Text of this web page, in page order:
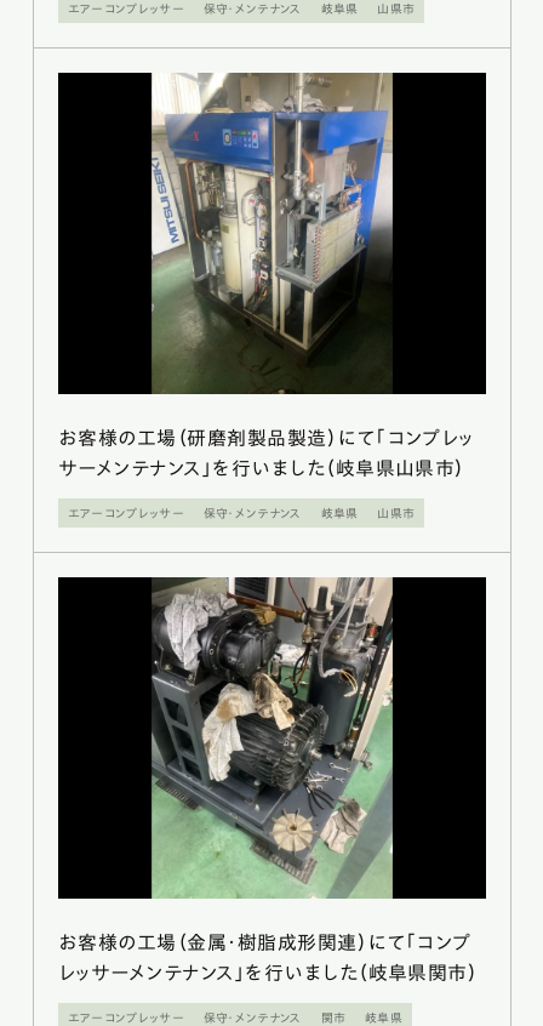
エアーコンプレッサー 保守・メンテナンス 岐阜県 山県市
お客様の工場（研磨剤製品製造）にて「コンプレッ
サーメンテナンス」を行いました（岐阜県山県市）
エアーコンプレッサー 保守・メンテナンス 岐阜県 山県市
お客様の工場（金属・樹脂成形関連）にて「コンプ
レッサーメンテナンス」を行いました（岐阜県関市）
エアーコンプレッサー 保守・メンテナンス 関市 岐阜県